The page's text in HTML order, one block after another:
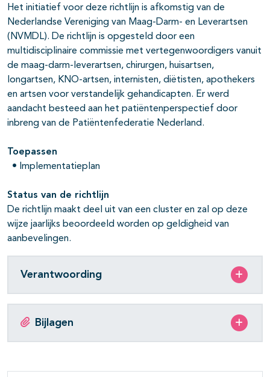
Het initiatief voor deze richtlijn is afkomstig van de
Nederlandse Vereniging van Maag-Darm- en Leverartsen
(NVMDL). De richtlijn is opgesteld door een
multidisciplinaire commissie met vertegenwoordigers vanuit
de maag-darm-leverartsen, chirurgen, huisartsen,
longartsen, KNO-artsen, internisten, diëtisten, apothekers
en artsen voor verstandelijk gehandicapten. Er werd
aandacht besteed aan het patiëntenperspectief door
inbreng van de Patiëntenfederatie Nederland.
Toepassen
• Implementatieplan
Status van de richtlijn
De richtlijn maakt deel uit van een cluster en zal op deze
wijze jaarlijks beoordeeld worden op geldigheid van
aanbevelingen.
Verantwoording
Bijlagen